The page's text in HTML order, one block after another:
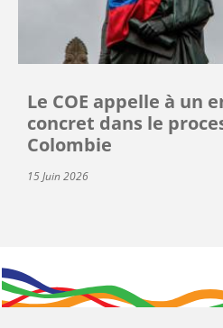
Le COE appelle à un
concret dans le
Colombie
15 Juin 2026